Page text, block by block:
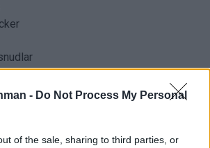
- Do Not Process My Personal
of the sale, sharing to third parties, or